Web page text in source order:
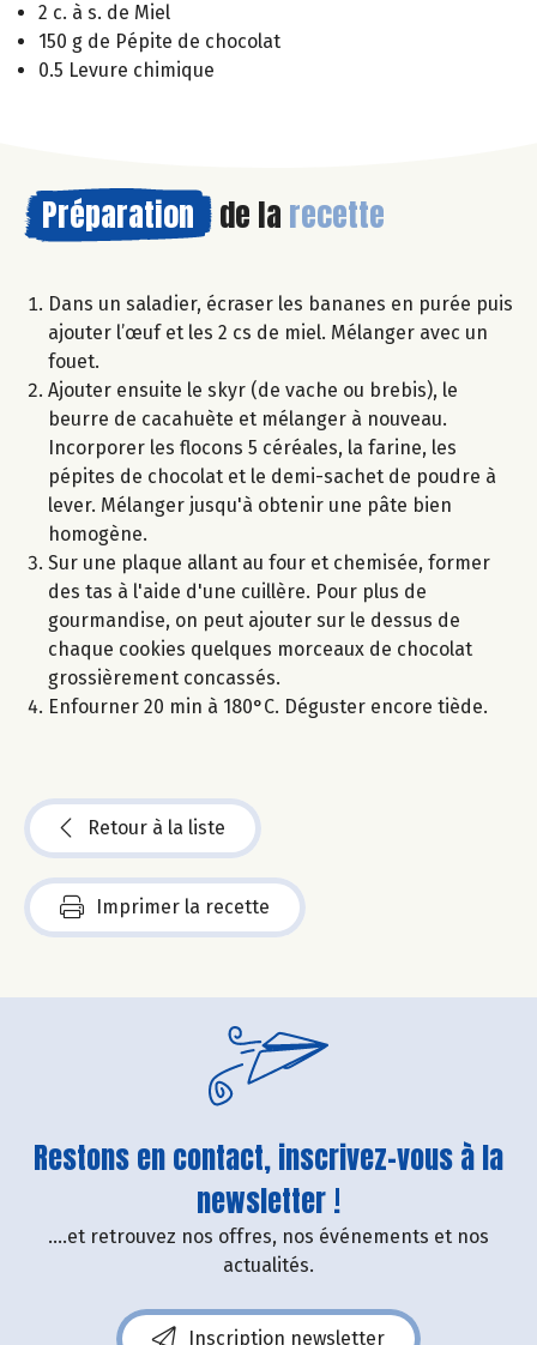
2 c. à s. de Miel
150 g de Pépite de chocolat
0.5 Levure chimique
Préparation de la recette
Dans un saladier, écraser les bananes en purée puis
ajouter l’œuf et les 2 cs de miel. Mélanger avec un
fouet.
Ajouter ensuite le skyr (de vache ou brebis), le
beurre de cacahuète et mélanger à nouveau.
Incorporer les flocons 5 céréales, la farine, les
pépites de chocolat et le demi-sachet de poudre à
lever. Mélanger jusqu'à obtenir une pâte bien
homogène.
Sur une plaque allant au four et chemisée, former
des tas à l'aide d'une cuillère. Pour plus de
gourmandise, on peut ajouter sur le dessus de
chaque cookies quelques morceaux de chocolat
grossièrement concassés.
Enfourner 20 min à 180°C. Déguster encore tiède.
Retour à la liste
Imprimer la recette
Restons en contact, inscrivez-vous à la
newsletter !
....et retrouvez nos offres, nos événements et nos
actualités.
Inscription newsletter